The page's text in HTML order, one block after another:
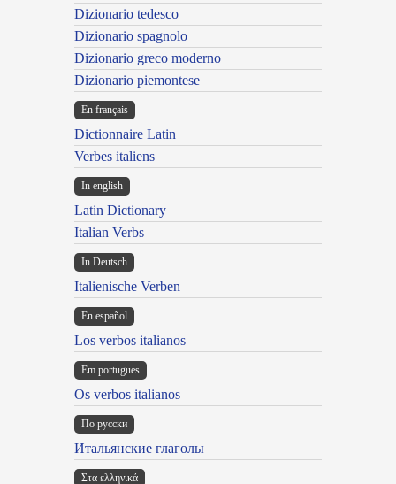
Dizionario tedesco
Dizionario spagnolo
Dizionario greco moderno
Dizionario piemontese
En français
Dictionnaire Latin
Verbes italiens
In english
Latin Dictionary
Italian Verbs
In Deutsch
Italienische Verben
En español
Los verbos italianos
Em portugues
Os verbos italianos
По русски
Итальянские глаголы
Στα ελληνικά